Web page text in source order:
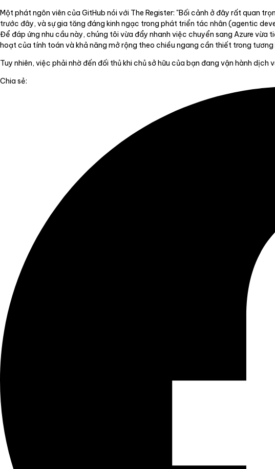
Một phát ngôn viên của GitHub nói với The Register: "Bối cảnh ở đây rất quan
trước đây, và sự gia tăng đáng kinh ngạc trong phát triển tác nhân (agentic
Để đáp ứng nhu cầu này, chúng tôi vừa đẩy nhanh việc chuyển sang Azure
hoạt của tính toán và khả năng mở rộng theo chiều ngang cần thiết trong
Tuy nhiên, việc phải nhờ đến đối thủ khi chủ sở hữu của bạn đang vận hành
Chia sẻ: